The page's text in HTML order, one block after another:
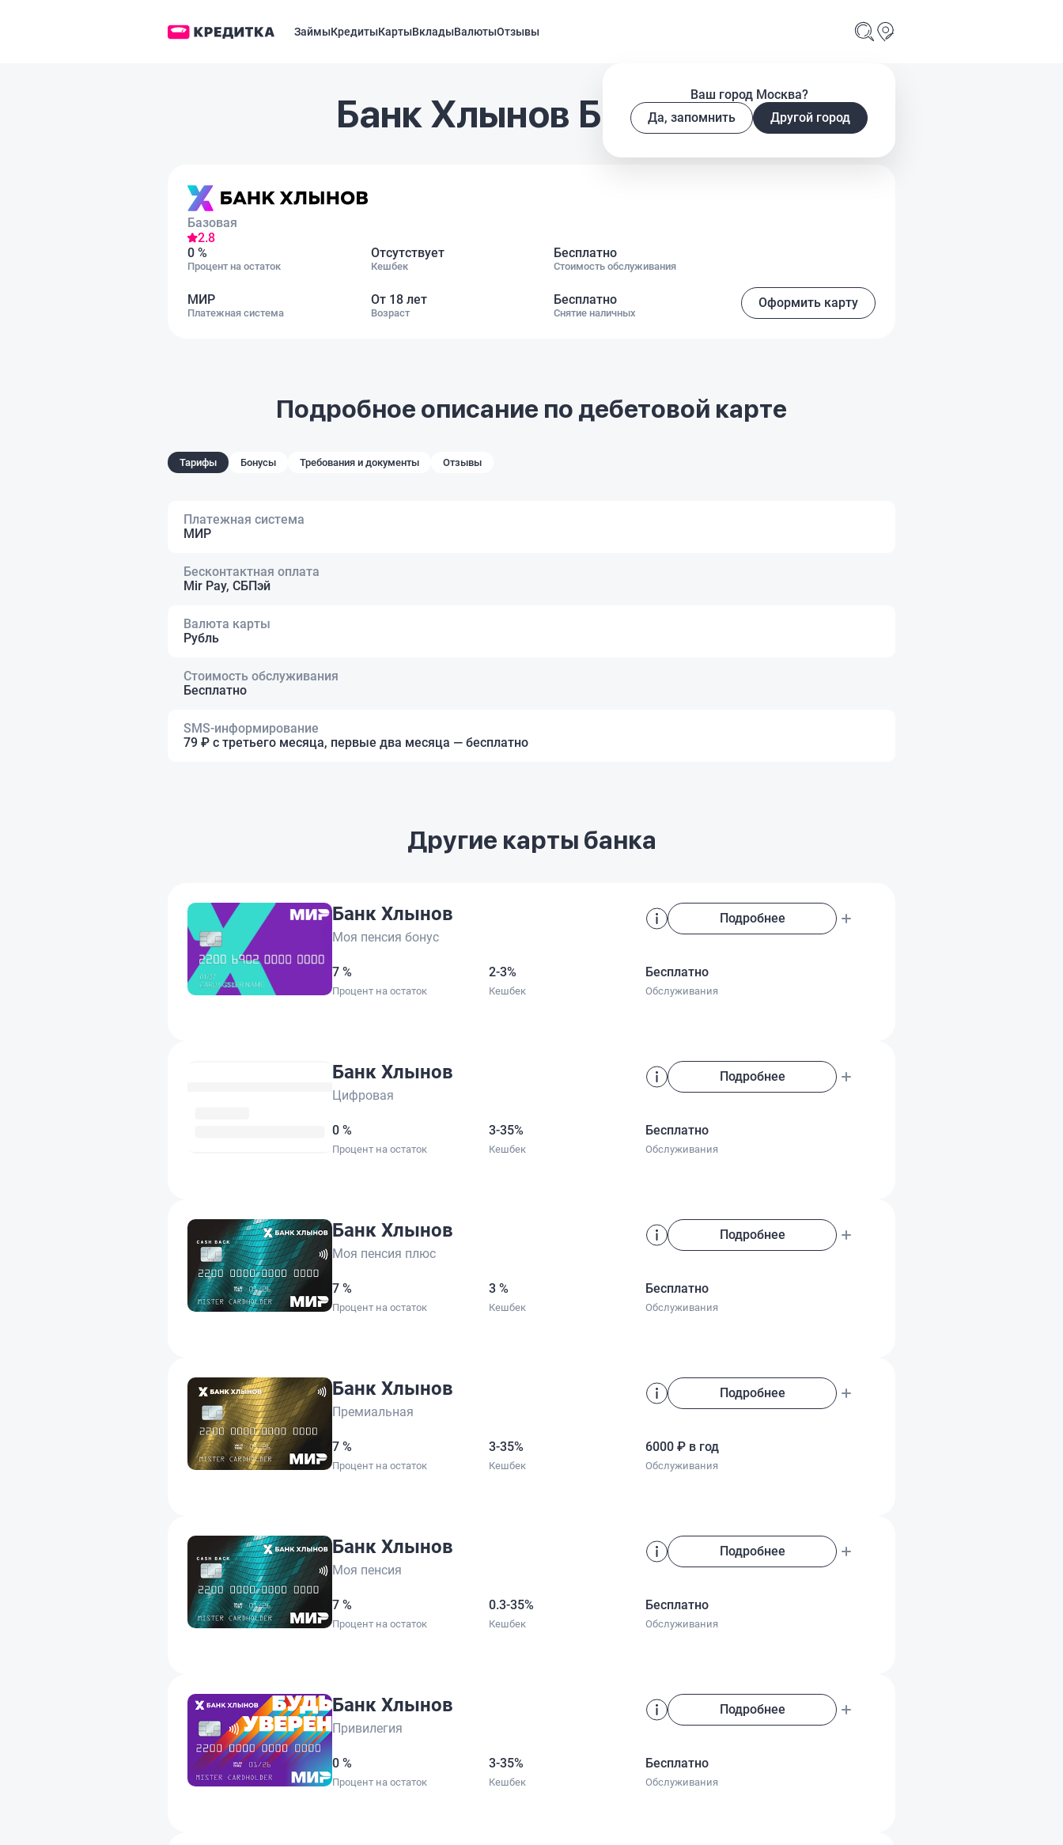
ЗаймыКредитыКартыВкладыВалютыОтзывы
Ваш город Москва?
Да, запомнить
Другой город
Банк Хлынов Базовая
Базовая
2.8
0 %
Процент на остаток
Отсутствует
Кешбек
Бесплатно
Стоимость обслуживания
МИР
Платежная система
От 18 лет
Возраст
Бесплатно
Снятие наличных
Оформить карту
Подробное описание по дебетовой карте
Тарифы Бонусы Требования и документы Отзывы
Платежная система
МИР
Бесконтактная оплата
Mir Pay, СБПэй
Валюта карты
Рубль
Стоимость обслуживания
Бесплатно
SMS-информирование
79 ₽ с третьего месяца, первые два месяца — бесплатно
Другие карты банка
Банк Хлынов
Моя пенсия бонус
Подробнее
7 %
Процент на остаток
2-3%
Кешбек
Бесплатно
Обслуживания
Банк Хлынов
Цифровая
Подробнее
0 %
Процент на остаток
3-35%
Кешбек
Бесплатно
Обслуживания
Банк Хлынов
Моя пенсия плюс
Подробнее
7 %
Процент на остаток
3 %
Кешбек
Бесплатно
Обслуживания
Банк Хлынов
Премиальная
Подробнее
7 %
Процент на остаток
3-35%
Кешбек
6000 ₽ в год
Обслуживания
Банк Хлынов
Моя пенсия
Подробнее
7 %
Процент на остаток
0.3-35%
Кешбек
Бесплатно
Обслуживания
Банк Хлынов
Привилегия
Подробнее
0 %
Процент на остаток
3-35%
Кешбек
Бесплатно
Обслуживания